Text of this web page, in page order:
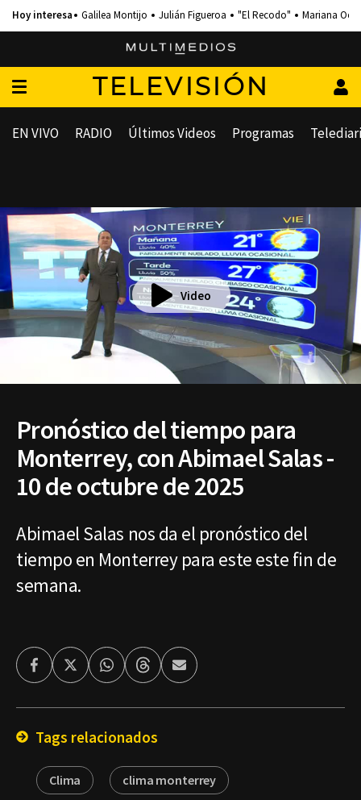
Galilea Montijo Julián Figueroa "El Recodo" Mariana
TELEVISIÓN
EN VIVO RADIO Últimos Videos Programas
Video
Pronóstico del tiempo para
Monterrey, con Abimael Salas -
10 de octubre de 2025
Abimael Salas nos da el pronóstico del
tiempo en Monterrey para este este fin de
semana.
FacebookTwitterWhatsappThreadsEnviar
por
Tags relacionados
Clima clima monterrey